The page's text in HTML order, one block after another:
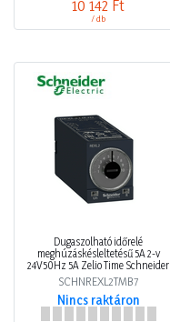
10 142 Ft
/ db
Dugaszolható időrelé
meghúzáskésleltetésű 5A 2-v
24V50Hz 5A Zelio Time Schneider
SCHNREXL2TMB7
Nincs raktáron